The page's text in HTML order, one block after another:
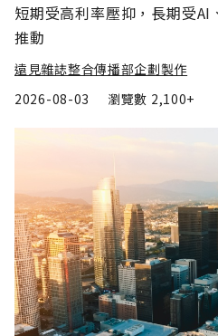
短期受高利率壓抑，長期受
推動
遠見雜誌整合傳播部企劃製作
2026-08-03
瀏覽數 2,100+